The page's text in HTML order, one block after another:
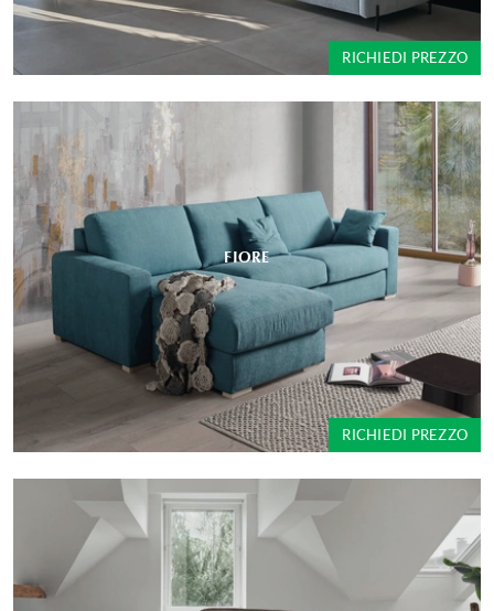
RICHIEDI PREZZO
FIORE
RICHIEDI PREZZO